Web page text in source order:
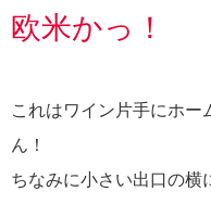
欧米かっ！
これはワイン片手にホー
ん！
ちなみに小さい出口の横